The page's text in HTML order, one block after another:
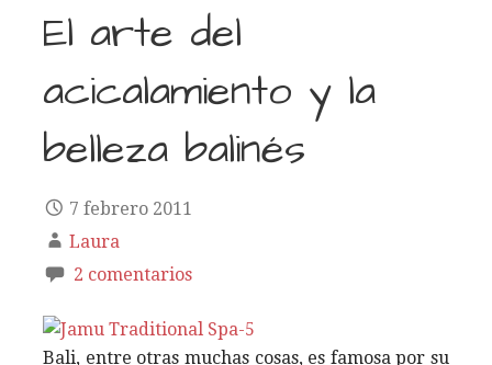
El arte del
acicalamiento y la
belleza balinés
7 febrero 2011
Laura
2 comentarios
Bali, entre otras muchas cosas, es famosa por su